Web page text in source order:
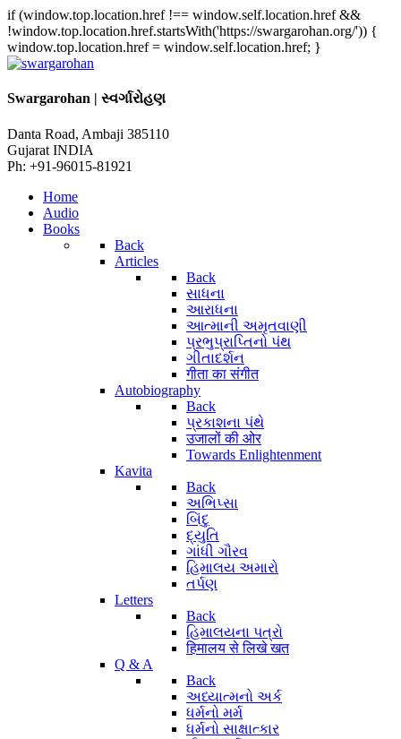
if (window.top.location.href !== window.self.location.href &&
!window.top.location.href.startsWith('https://swargarohan.org/')) {
window.top.location.href = window.self.location.href; }
Swargarohan | સ્વર્ગારોહણ
Danta Road, Ambaji 385110
Gujarat INDIA
Ph: +91-96015-81921
Home
Audio
Books
Back
Articles
Back
સાધના
આરાધના
આત્માની અમૃતવાણી
પ્રભુપ્રાપ્તિનો પંથ
ગીતાદર્શન
गीता का संगीत
Autobiography
Back
પ્રકાશના પંથે
उजालों की ओर
Towards Enlightenment
Kavita
Back
અભિપ્સા
બિંદુ
દ્યુતિ
ગાંધી ગૌરવ
હિમાલય અમારો
તર્પણ
Letters
Back
હિમાલયના પત્રો
हिमालय से लिखे खत
Q & A
Back
અધ્યાત્મનો અર્ક
ધર્મનો મર્મ
ધર્મનો સાક્ષાત્કાર